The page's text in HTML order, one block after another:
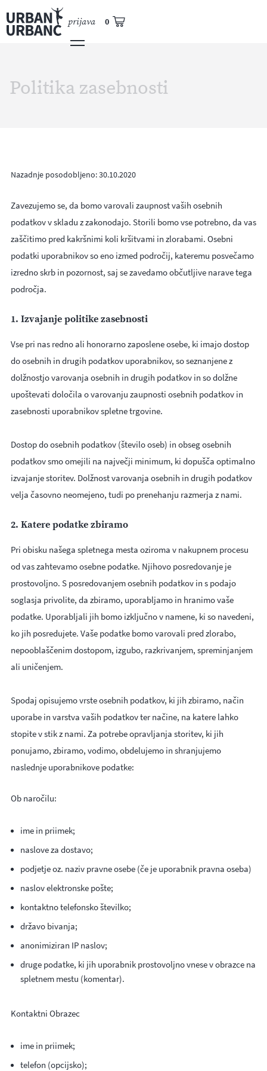
prijava 0
Politika zasebnosti
Nazadnje posodobljeno: 30.10.2020
Zavezujemo se, da bomo varovali zaupnost vaših osebnih
podatkov v skladu z zakonodajo. Storili bomo vse potrebno, da vas
zaščitimo pred kakršnimi koli kršitvami in zlorabami. Osebni
podatki uporabnikov so eno izmed področij, kateremu posvečamo
izredno skrb in pozornost, saj se zavedamo občutljive narave tega
področja.
1. Izvajanje politike zasebnosti
Vse pri nas redno ali honorarno zaposlene osebe, ki imajo dostop
do osebnih in drugih podatkov uporabnikov, so seznanjene z
dolžnostjo varovanja osebnih in drugih podatkov in so dolžne
upoštevati določila o varovanju zaupnosti osebnih podatkov in
zasebnosti uporabnikov spletne trgovine.
Dostop do osebnih podatkov (število oseb) in obseg osebnih
podatkov smo omejili na največji minimum, ki dopušča optimalno
izvajanje storitev. Dolžnost varovanja osebnih in drugih podatkov
velja časovno neomejeno, tudi po prenehanju razmerja z nami.
2. Katere podatke zbiramo
Pri obisku našega spletnega mesta oziroma v nakupnem procesu
od vas zahtevamo osebne podatke. Njihovo posredovanje je
prostovoljno. S posredovanjem osebnih podatkov in s podajo
soglasja privolite, da zbiramo, uporabljamo in hranimo vaše
podatke. Uporabljali jih bomo izključno v namene, ki so navedeni,
ko jih posredujete. Vaše podatke bomo varovali pred zlorabo,
nepooblaščenim dostopom, izgubo, razkrivanjem, spreminjanjem
ali uničenjem.
Spodaj opisujemo vrste osebnih podatkov, ki jih zbiramo, način
uporabe in varstva vaših podatkov ter načine, na katere lahko
stopite v stik z nami. Za potrebe opravljanja storitev, ki jih
ponujamo, zbiramo, vodimo, obdelujemo in shranjujemo
naslednje uporabnikove podatke:
Ob naročilu:
ime in priimek;
naslove za dostavo;
podjetje oz. naziv pravne osebe (če je uporabnik pravna oseba)
naslov elektronske pošte;
kontaktno telefonsko številko;
državo bivanja;
anonimiziran IP naslov;
druge podatke, ki jih uporabnik prostovoljno vnese v obrazce na
spletnem mestu (komentar).
Kontaktni Obrazec
ime in priimek;
telefon (opcijsko);